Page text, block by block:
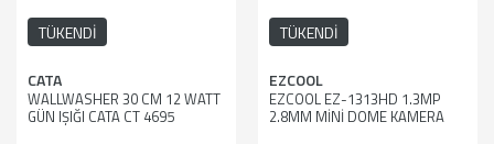
TÜKENDİ
CATA
WALLWASHER 30 CM 12 WATT
GÜN IŞIĞI CATA CT 4695
TÜKENDİ
EZCOOL
EZCOOL EZ-1313HD 1.3MP
2.8MM MİNİ DOME KAMERA